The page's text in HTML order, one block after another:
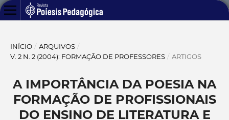
INÍCIO / ARQUIVOS /
V. 2 N. 2 (2004): FORMAÇÃO DE PROFESSORES / ARTIGOS
A IMPORTÂNCIA DA POESIA NA
FORMAÇÃO DE PROFISSIONAIS
DO ENSINO DE LITERATURA E